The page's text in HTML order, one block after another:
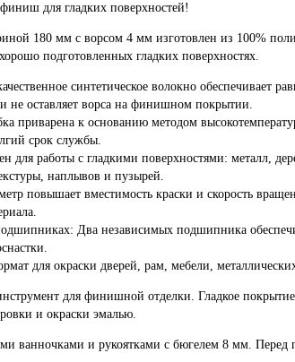
для гладких поверхностей!
180 мм с ворсом 4 мм изготовлен из 100%
подготовленных гладких поверхностях.
синтетическое волокно обеспечивает
не оставляет ворса на финишном покрытии.
приварена к основанию методом
срок службы.
для работы с гладкими поверхностями: металл,
наплывов и пузырей.
повышает вместимость краски и скорость
Два независимых подшипника
для окраски дверей, рам, мебели,
для финишной отделки. Гладкое покрытие
и окраски эмалью.
ванночками и рукоятками с бюгелем 8 мм. Перед